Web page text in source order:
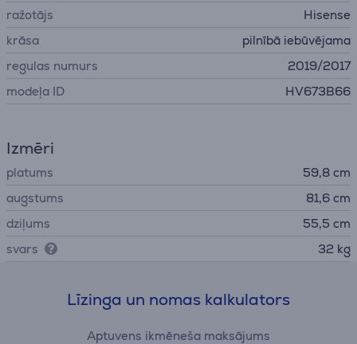
ražotājs
Hisense
krāsa
pilnībā iebūvējama
regulas numurs
2019/2017
modeļa ID
HV673B66
Izmēri
platums
59,8 cm
augstums
81,6 cm
dziļums
55,5 cm
svars
32 kg
Līzinga un nomas kalkulators
Aptuvens ikmēneša maksājums